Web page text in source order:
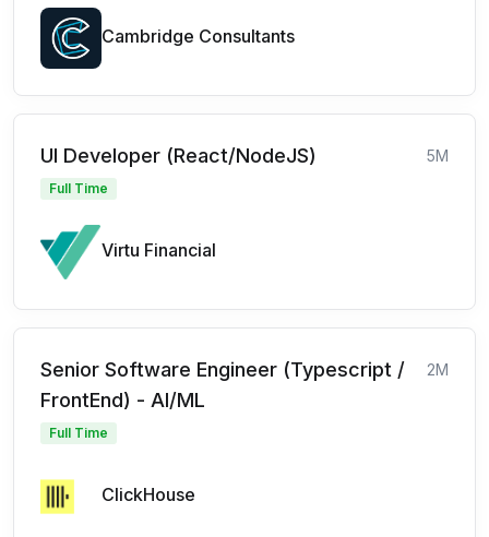
Cambridge Consultants
UI Developer (React/NodeJS) 5M
Full Time
Virtu Financial
Senior Software Engineer (Typescript /
FrontEnd) - AI/ML
2M
Full Time
ClickHouse